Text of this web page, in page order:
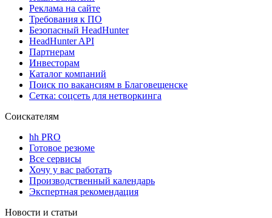
Реклама на сайте
Требования к ПО
Безопасный HeadHunter
HeadHunter API
Партнерам
Инвесторам
Каталог компаний
Поиск по вакансиям в Благовещенске
Сетка: соцсеть для нетворкинга
Соискателям
hh PRO
Готовое резюме
Все сервисы
Хочу у вас работать
Производственный календарь
Экспертная рекомендация
Новости и статьи